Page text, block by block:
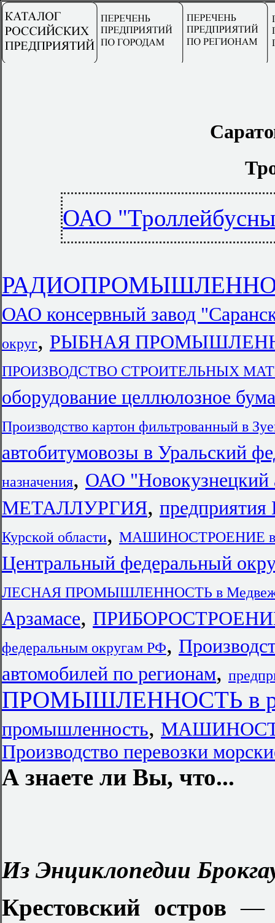
ОАО
ОАО консервный завод
округ, РЫБНАЯ
ПРОИЗВОДСТВО СТРОИТЕЛЬНЫХ
оборудование целлюлозное
Производство картон фильтрованный в
автобитумовозы в Уральский
назначения, ОАО
МЕТАЛЛУРГИЯ, предприятия
Курской области, МАШИНОСТРОЕНИЕ в
Центральный федеральный
ЛЕСНАЯ ПРОМЫШЛЕННОСТЬ в
Арзамасе,
федеральным округам РФ,
автомобилей по регионам,
ПРОМЫШЛЕННОСТЬ в
промышленность,
Производство перевозки
А знаете ли Вы, что...
Из Энциклопедии
Крестовский остров—